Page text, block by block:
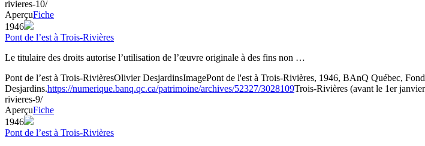
rivieres-10/
AperçuFiche
1946
Pont de l’est à Trois-Rivières
Le titulaire des droits autorise l’utilisation de l’œuvre originale à des fins non …
Pont de l’est à Trois-RivièresOlivier DesjardinsImagePont de l'est à Trois-Rivières, 1946, BAnQ Québec,
Desjardins.https://numerique.banq.qc.ca/patrimoine/archives/52327/3028109Trois-Rivières (avant le 1er
rivieres-9/
AperçuFiche
1946
Pont de l’est à Trois-Rivières